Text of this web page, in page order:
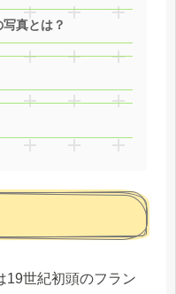
真とは？
19世紀初頭のフラン